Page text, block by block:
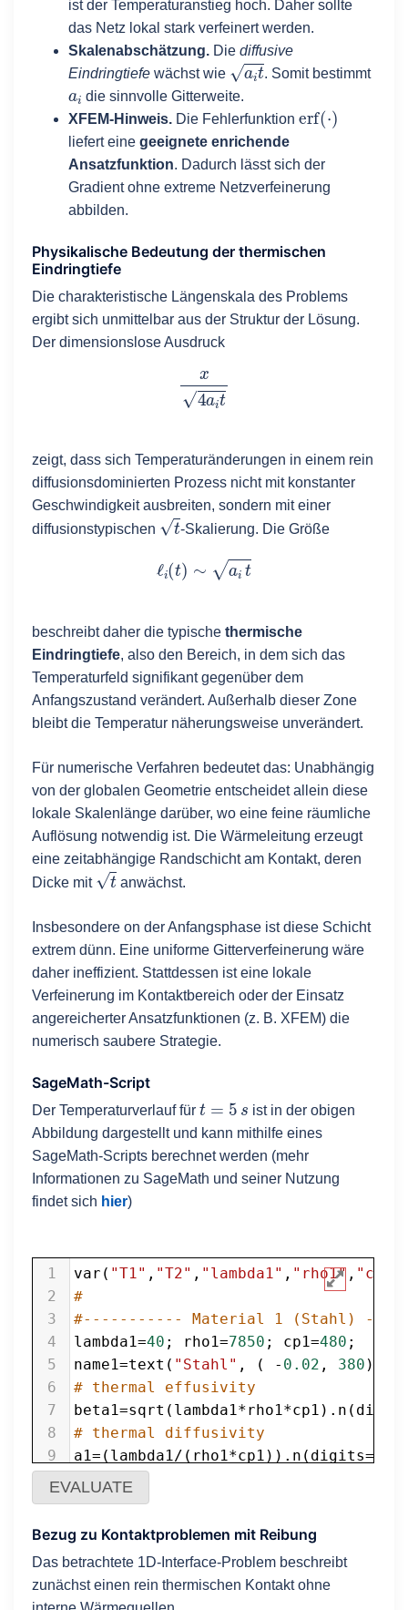
ist der Temperaturanstieg hoch. Daher sollte
das Netz lokal stark verfeinert werden.
Skalenabschätzung. Die diffusive
Eindringtiefe wächst wie
it
. Somit bestimmt
die sinnvolle Gitterweite.
XFEM-Hinweis. Die Fehlerfunktion
f(⋅ )
liefert eine geeignete enrichende
Ansatzfunktion. Dadurch lässt sich der
Gradient ohne extreme Netzverfeinerung
abbilden.
Physikalische Bedeutung der thermischen
Eindringtiefe
Die charakteristische Längenskala des Problems
ergibt sich unmittelbar aus der Struktur der Lösung.
Der dimensionslose Ausdruck
4a
zeigt, dass sich Temperaturänderungen in einem rein
diffusionsdominierten Prozess nicht mit konstanter
Geschwindigkeit ausbreiten, sondern mit einer
diffusionstypischen
-Skalierung. Die Größe
i it
beschreibt daher die typische thermische
Eindringtiefe, also den Bereich, in dem sich das
Temperaturfeld signifikant gegenüber dem
Anfangszustand verändert. Außerhalb dieser Zone
bleibt die Temperatur näherungsweise unverändert.
Für numerische Verfahren bedeutet das: Unabhängig
von der globalen Geometrie entscheidet allein diese
lokale Skalenlänge darüber, wo eine feine räumliche
Auflösung notwendig ist. Die Wärmeleitung erzeugt
eine zeitabhängige Randschicht am Kontakt, deren
Dicke mit
anwächst.
Insbesondere on der Anfangsphase ist diese Schicht
extrem dünn. Eine uniforme Gitterverfeinerung wäre
daher ineffizient. Stattdessen ist eine lokale
Verfeinerung im Kontaktbereich oder der Einsatz
angereicherter Ansatzfunktionen (z. B. XFEM) die
numerisch saubere Strategie.
SageMath-Script
Der Temperaturverlauf für
t s
ist in der obigen
Abbildung dargestellt und kann mithilfe eines
SageMath-Scripts berechnet werden (mehr
Informationen zu SageMath und seiner Nutzung
findet sich hier)
1 var ( "T1" , "T2" , "lambda1" , "rho1" , "cp1"
2
#
3
#----------- Material 1 (Stahl)
4
lambda1=40 ; rho1=7850 ; cp1=480 ;
5
name1=text ( "Stahl" , ( - 0.02 , 380 ),
6
# thermal effusivity
7
beta1=sqrt ( lambda1*rho1*cp1 ). n (
8
# thermal diffusivity
9
a1= ( lambda1/ ( rho1*cp1 )). n ( digits=
10
latex_expr1
11
show(LatexExpr
13
T1
453.0
14
#
15
#----------- Material 2
EVALUATE
Bezug zu Kontaktproblemen mit Reibung
Das betrachtete 1D-Interface-Problem beschreibt
zunächst einen rein thermischen Kontakt ohne